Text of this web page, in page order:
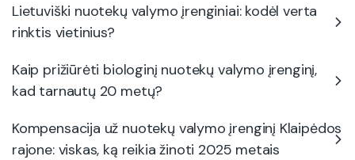
Lietuviški nuotekų valymo įrenginiai: kodėl verta
rinktis vietinius?
Kaip prižiūrėti biologinį nuotekų valymo įrenginį,
kad tarnautų 20 metų?
Kompensacija už nuotekų valymo įrenginį Klaipėdos
rajone: viskas, ką reikia žinoti 2025 metais